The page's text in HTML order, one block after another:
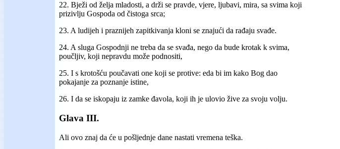
22. Bježi od želja mladosti, a drži se pravde, vjere, ljubavi, mira, sa svima koji
prizivlju Gospoda od čistoga srca;
23. A ludijeh i praznijeh zapitkivanja kloni se znajući da rađaju svađe.
24. A sluga Gospodnji ne treba da se svađa, nego da bude krotak k svima,
poučljiv, koji nepravdu može podnositi,
25. I s krotošću poučavati one koji se protive: eda bi im kako Bog dao
pokajanje za poznanje istine,
26. I da se iskopaju iz zamke đavola, koji ih je ulovio žive za svoju volju.
Glava III.
Ali ovo znaj da će u pošljednje dane nastati vremena teška.